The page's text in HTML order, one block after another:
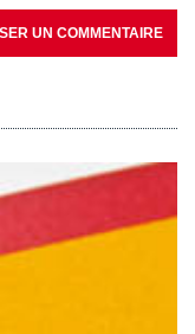
UN COMMENTAIRE